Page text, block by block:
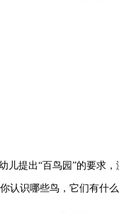
提出“百鸟园”的要求，
认识哪些鸟，它们有什